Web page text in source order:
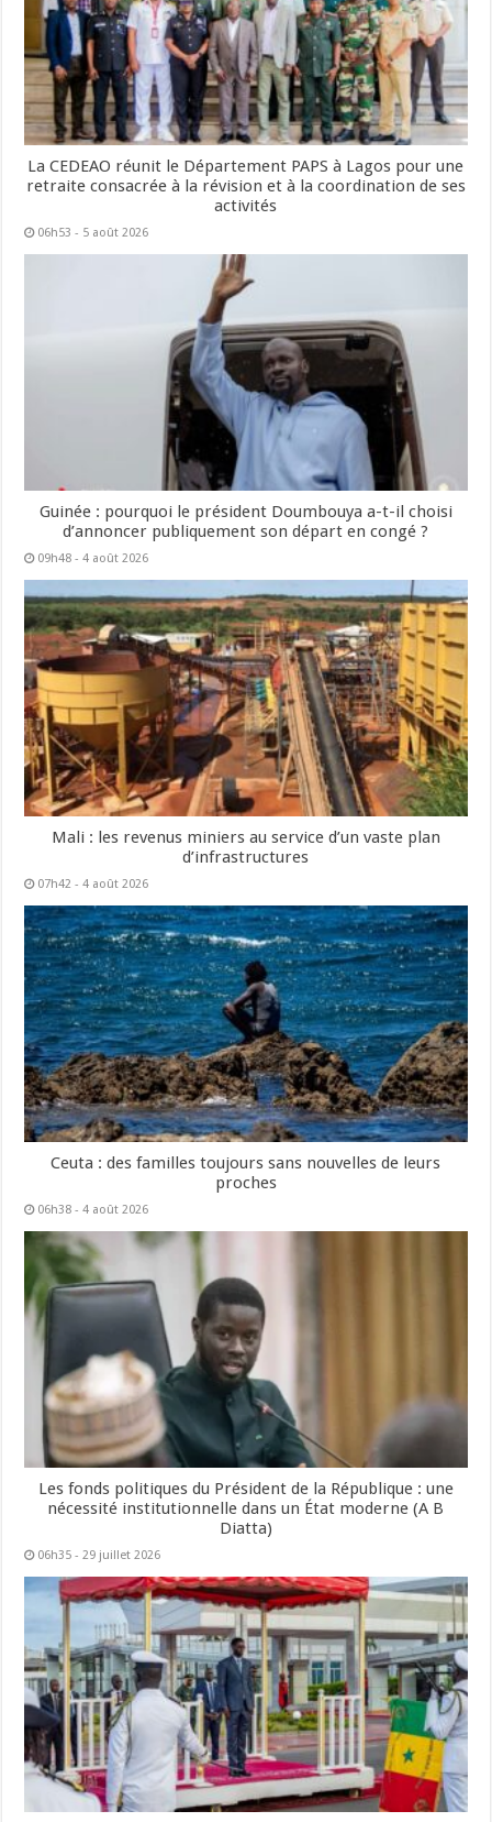
La CEDEAO réunit le Département PAPS à Lagos pour une
retraite consacrée à la révision et à la coordination de ses
activités
06h53 - 5 août 2026
Guinée : pourquoi le président Doumbouya a-t-il choisi
d’annoncer publiquement son départ en congé ?
09h48 - 4 août 2026
Mali : les revenus miniers au service d’un vaste plan
d’infrastructures
07h42 - 4 août 2026
Ceuta : des familles toujours sans nouvelles de leurs
proches
06h38 - 4 août 2026
Les fonds politiques du Président de la République : une
nécessité institutionnelle dans un État moderne (A B
Diatta)
06h35 - 29 juillet 2026